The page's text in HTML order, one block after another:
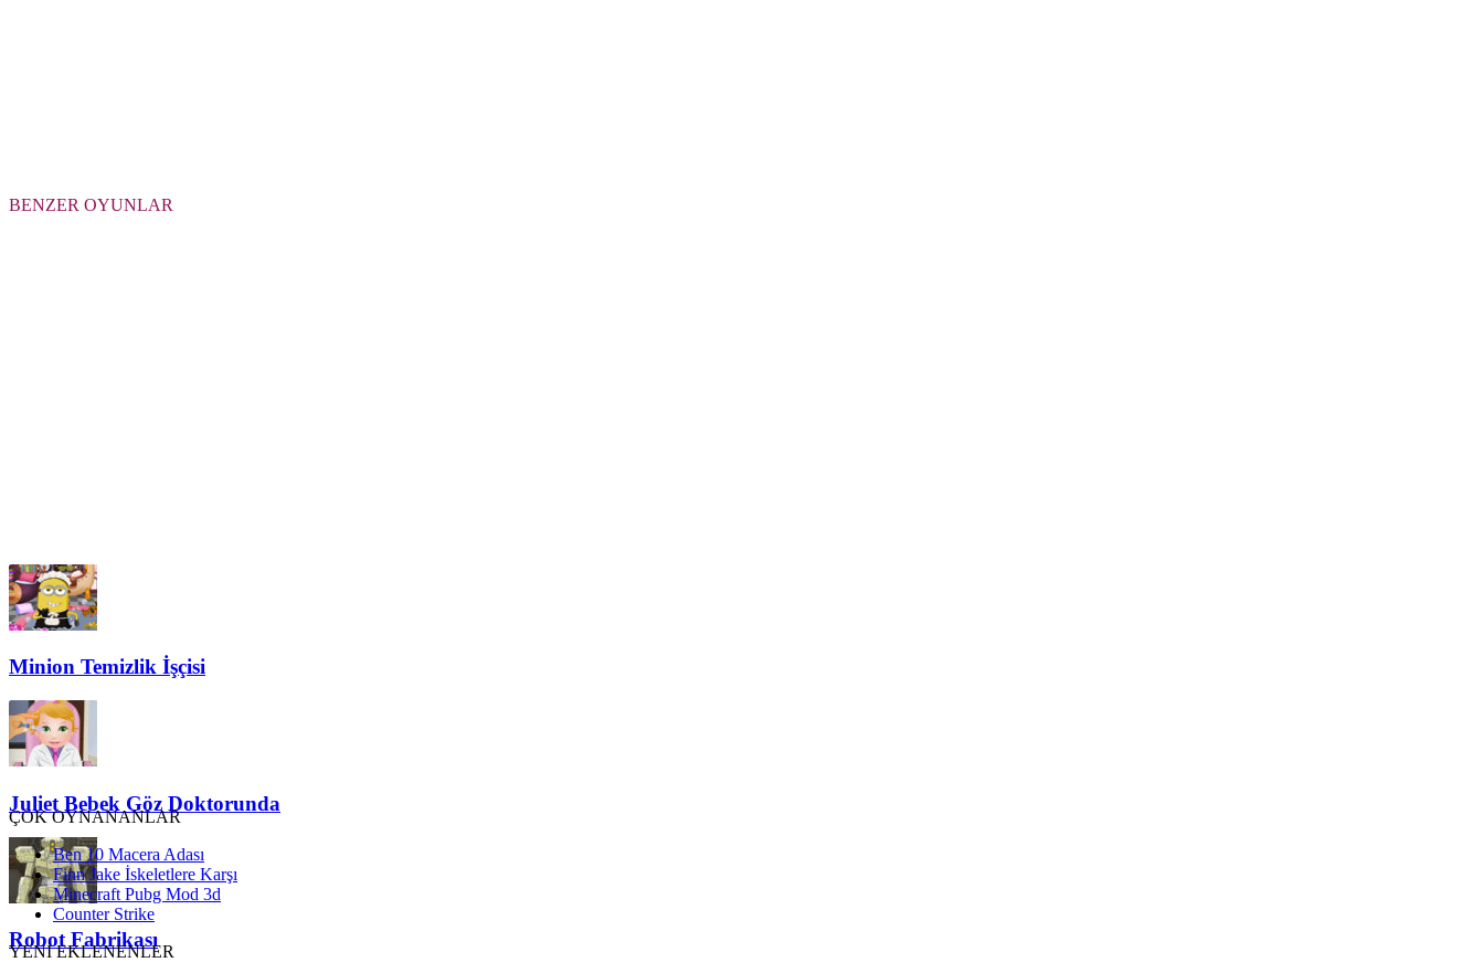
BENZER OYUNLAR
Minion Temizlik İşçisi
Juliet Bebek Göz Doktorunda
Robot Fabrikası
ÇOK OYNANANLAR
Ben 10 Macera Adası
Finn Jake İskeletlere Karşı
Minecraft Pubg Mod 3d
Counter Strike
YENİ EKLENENLER